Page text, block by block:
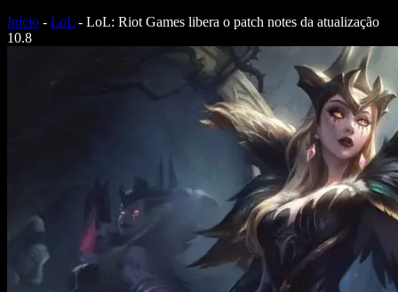
Início - LoL - LoL: Riot Games libera o patch notes da atualização
10.8